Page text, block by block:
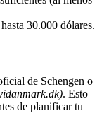
30.000 dólares.
de Schengen o
. Esto
de planificar tu